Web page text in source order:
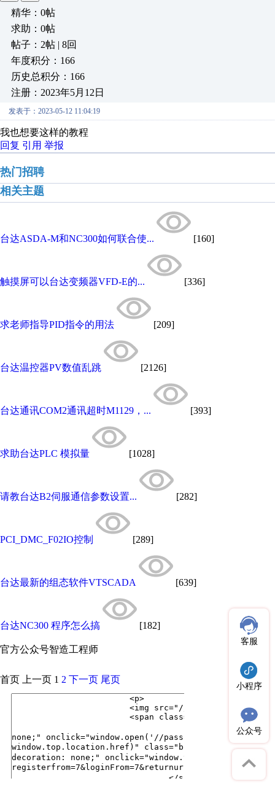
精华：0帖
求助：0帖
帖子：2帖 | 8回
年度积分：166
历史总积分：166
注册：2023年5月12日
发表于：2023-05-12 11:04:19
我也想要这样的教程
回复 引用 举报
热门招聘
相关主题
台达ASDA-M和NC300如何联合使... [160]
触摸屏可以台达变频器VFD-E的... [336]
求老师指导PID指令的用法 [209]
台达温控器PV数值乱跳 [2126]
台达通讯COM2通讯超时M1129，... [393]
求助台达PLC 模拟量 [1028]
请教台达B2伺服通信参数设置... [282]
PCI_DMC_F02IO控制 [289]
台达最新的组态软件VTSCADA [639]
台达NC300 程序怎么搞 [182]
官方公众号智造工程师
客服
小程序
公众号
首页 上一页 1 2 下一页 尾页